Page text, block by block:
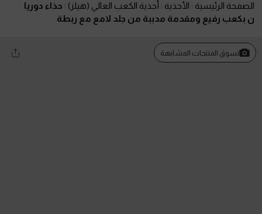
الصفحة الرئيسية الأحذية أحذية الكعب العالي (هيلز)
حذاء دوريا
ن بكعب رفيع ومقدمة مدببة من جلد لامع مع ربطة
تسوق المنتجات المشابهة